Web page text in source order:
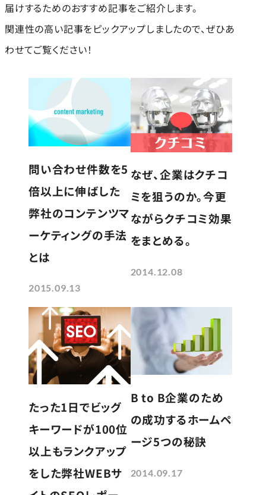
届けするためのおすすめ記事をご紹介します。
関連性の高い記事をピックアップしましたので、ぜひあ
わせてご覧ください！
問い合わせ件数を5
倍以上に伸ばした
弊社のコンテンツマ
ーケティングの手法
とは
2015.09.13
なぜ、企業はクチコ
ミを狙うのか。今更
ながらクチコミ効果
をまとめる。
2014.12.08
たった1日でビッグ
キーワードが100位
以上もランクアップ
をした弊社WEBサ
B to B企業のため
の成功するホームペ
ージ5つの秘訣
2014.09.17